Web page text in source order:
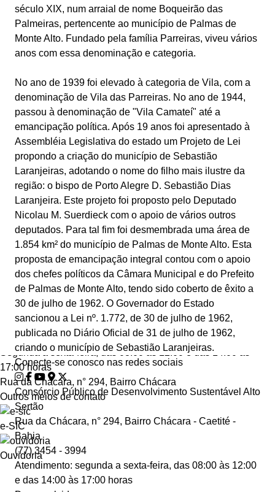
Telefone 1*
Telefone 2
E-mail*
Cidade/Estado
Mensagem*
*Campos obrigatórios
Ao iniciar um contato, você concorda com aPolítica de
privacidade
...Ou se preferir
Ligue para nós
(77) 3454 - 3994
E-mail
consorcioaltosertao@gmail.com/licitacao.cds@gmail.
Ou seja atendido presencialmente
Segunda a sexta-feira, das 08:00 às 12:00 e das 14:00 às
17:00 horas
Rua da Chácara, n° 294, Bairro Chácara
Outros meios de contato
e-SIC
Ouvidoria
século XIX, num arraial de nome Boqueirão das
Palmeiras, pertencente ao município de Palmas de
Monte Alto. Fundado pela família Parreiras, viveu vários
anos com essa denominação e categoria.
No ano de 1939 foi elevado à categoria de Vila, com a
denominação de Vila das Parreiras. No ano de 1944,
passou à denominação de "Vila Camateí" até a
emancipação política. Após 19 anos foi apresentado à
Assembléia Legislativa do estado um Projeto de Lei
propondo a criação do município de Sebastião
Laranjeiras, adotando o nome do filho mais ilustre da
região: o bispo de Porto Alegre D. Sebastião Dias
Laranjeira. Este projeto foi proposto pelo Deputado
Nicolau M. Suerdieck com o apoio de vários outros
deputados. Para tal fim foi desmembrada uma área de
1.854 km² do município de Palmas de Monte Alto. Esta
proposta de emancipação integral contou com o apoio
dos chefes políticos da Câmara Municipal e do Prefeito
de Palmas de Monte Alto, tendo sido coberto de êxito a
30 de julho de 1962. O Governador do Estado
sancionou a Lei nº. 1.772, de 30 de julho de 1962,
publicada no Diário Oficial de 31 de julho de 1962,
criando o município de Sebastião Laranjeiras.
Conecte-se conosco nas redes sociais
Consórcio Público de Desenvolvimento Sustentável Alto
Sertão
Rua da Chácara, n° 294, Bairro Chácara - Caetité -
Bahia
(77) 3454 - 3994
Atendimento: segunda a sexta-feira, das 08:00 às 12:00
e das 14:00 às 17:00 horas